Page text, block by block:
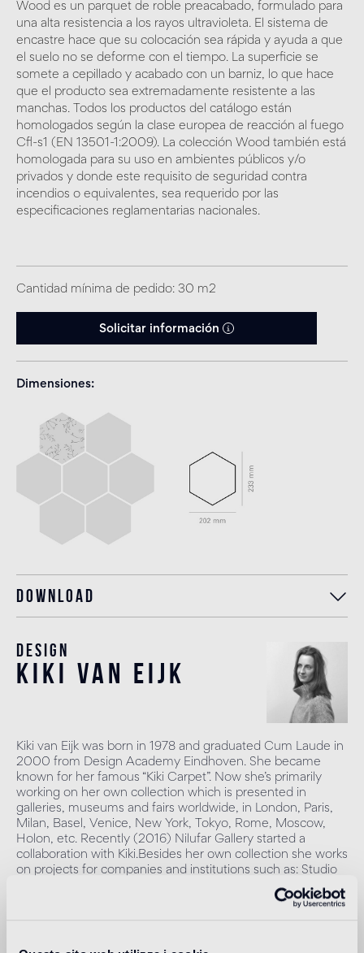
Wood es un parquet de roble preacabado, formulado para
una alta resistencia a los rayos ultravioleta. El sistema de
encastre hace que su colocación sea rápida y ayuda a que
el suelo no se deforme con el tiempo. La superficie se
somete a cepillado y acabado con un barniz, lo que hace
que el producto sea extremadamente resistente a las
manchas. Todos los productos del catálogo están
homologados según la clase europea de reacción al fuego
Cfl-s1 (EN 13501-1:2009). La colección Wood también está
homologada para su uso en ambientes públicos y/o
privados y donde este requisito de seguridad contra
incendios o equivalentes, sea requerido por las
especificaciones reglamentarias nacionales.
Cantidad mínima de pedido: 30 m2
Solicitar información
Dimensiones
Download
Design
kiki van eijk
Kiki van Eijk was born in 1978 and graduated Cum Laude in
2000 from Design Academy Eindhoven. She became
known for her famous “Kiki Carpet”. Now she’s primarily
working on her own collection which is presented in
galleries, museums and fairs worldwide, in London, Paris,
Milan, Basel, Venice, New York, Tokyo, Rome, Moscow,
Holon, etc. Recently (2016) Nilufar Gallery started a
collaboration with Kiki.Besides her own collection she works
on projects for companies and institutions such as: Studio
Edelkoort Paris, Design Academy Eindhoven, MOOOI,
Häagen-Dazs, Serax, Bernhardt Design, Venice Projects,